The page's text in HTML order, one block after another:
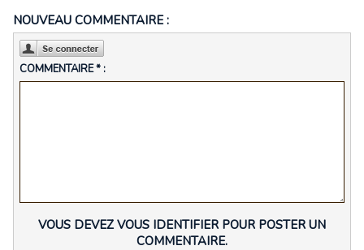
NOUVEAU COMMENTAIRE :
COMMENTAIRE * :
VOUS DEVEZ VOUS IDENTIFIER POUR POSTER UN
COMMENTAIRE.